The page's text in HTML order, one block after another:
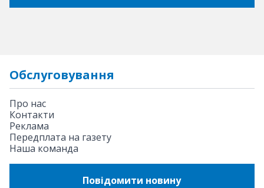
Обслуговування
Про нас
Контакти
Реклама
Передплата на газету
Наша команда
Повідомити новину